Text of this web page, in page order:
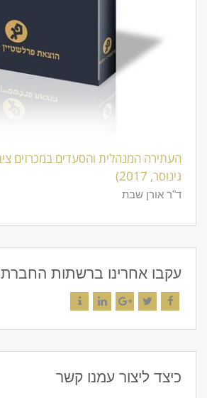
העתירה המנהלית והסעדים במכרזים
גינוסר, 2017)
ד"ר אורן שבת
עקבו אחרינו ברשתות
כיצד ליצור עמנו קשר